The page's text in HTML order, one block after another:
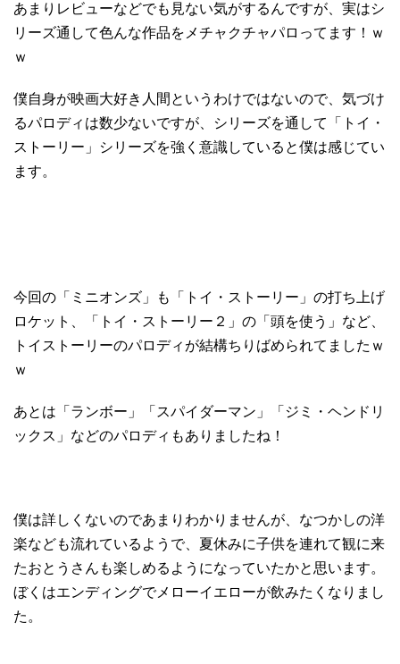
あまりレビューなどでも見ない気がするんですが、実はシ
リーズ通して色んな作品をメチャクチャパロってます！ｗ
ｗ
僕自身が映画大好き人間というわけではないので、気づけ
るパロディは数少ないですが、シリーズを通して「トイ・
ストーリー」シリーズを強く意識していると僕は感じてい
ます。
今回の「ミニオンズ」も「トイ・ストーリー」の打ち上げ
ロケット、「トイ・ストーリー２」の「頭を使う」など、
トイストーリーのパロディが結構ちりばめられてましたｗ
ｗ
あとは「ランボー」「スパイダーマン」「ジミ・ヘンドリ
ックス」などのパロディもありましたね！
僕は詳しくないのであまりわかりませんが、なつかしの洋
楽なども流れているようで、夏休みに子供を連れて観に来
たおとうさんも楽しめるようになっていたかと思います。
ぼくはエンディングでメローイエローが飲みたくなりまし
た。